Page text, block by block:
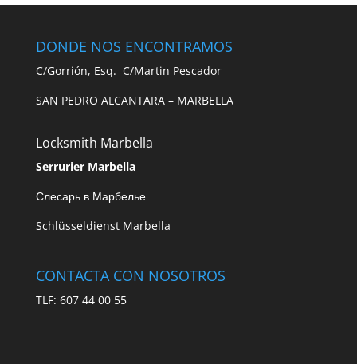
DONDE NOS ENCONTRAMOS
C/Gorrión, Esq. C/Martin Pescador
SAN PEDRO ALCANTARA – MARBELLA
Locksmith Marbella
Serrurier Marbella
Слесарь в Марбелье
Schlüsseldienst Marbella
CONTACTA CON NOSOTROS
TLF: 607 44 00 55